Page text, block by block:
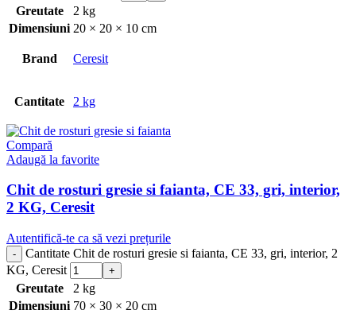
Greutate
2 kg
Dimensiuni 20 × 20 × 10 cm
Brand Ceresit
Cantitate 2 kg
Compară
Adaugă la favorite
Chit de rosturi gresie si faianta, CE 33, gri, interior,
2 KG, Ceresit
Autentifică-te ca să vezi prețurile
Cantitate Chit de rosturi gresie si faianta, CE 33, gri, interior, 2
KG, Ceresit
Greutate
2 kg
Dimensiuni 70 × 30 × 20 cm